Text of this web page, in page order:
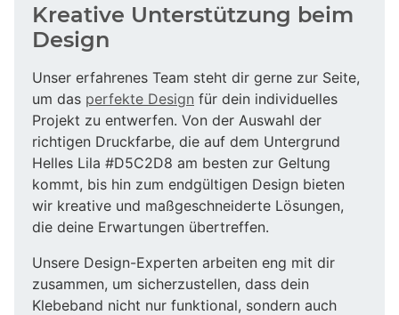
Kreative Unterstützung beim
Design
Unser erfahrenes Team steht dir gerne zur Seite,
um das perfekte Design für dein individuelles
Projekt zu entwerfen. Von der Auswahl der
richtigen Druckfarbe, die auf dem Untergrund
Helles Lila #D5C2D8 am besten zur Geltung
kommt, bis hin zum endgültigen Design bieten
wir kreative und maßgeschneiderte Lösungen,
die deine Erwartungen übertreffen.
Unsere Design-Experten arbeiten eng mit dir
zusammen, um sicherzustellen, dass dein
Klebeband nicht nur funktional, sondern auch